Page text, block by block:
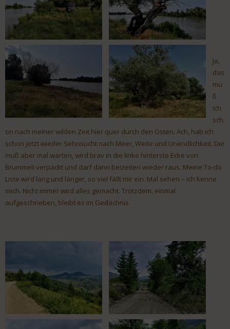
Ja,
das
mu
ß
ich
sch
on nach meiner wilden Zeit hier quer durch den Osten. Ach, hab ich
schon jetzt wieder Sehnsucht nach Meer, Weite und Unendlichkeit. Die
muß aber mal warten, wird brav in die linke hinterste Ecke von
Brummeli verpackt und darf dann beizeiten wieder raus. Meine To-do
Liste wird lang und länger, so viel fällt mir ein. Mal sehen – ich kenne
mich. Nicht immer wird alles gemacht. Trotzdem, einmal
aufgeschrieben, bleibt es im Gedächnis.